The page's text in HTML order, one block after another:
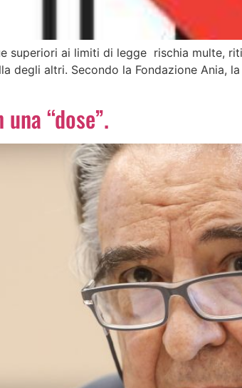
superiori ai limiti di legge rischia multe,
degli altri. Secondo la Fondazione Ania,
“dose”.